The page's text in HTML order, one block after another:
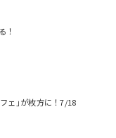
！
ェ｣が枚方に！7/18